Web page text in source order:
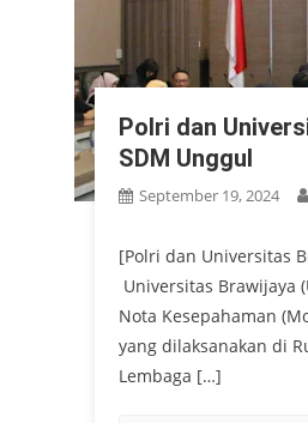
Polri dan
SDM Unggul
September 19, 2024
[Polri dan Universitas
Universitas Brawijaya
Nota Kesepahaman
yang dilaksanakan di
Lembaga […]